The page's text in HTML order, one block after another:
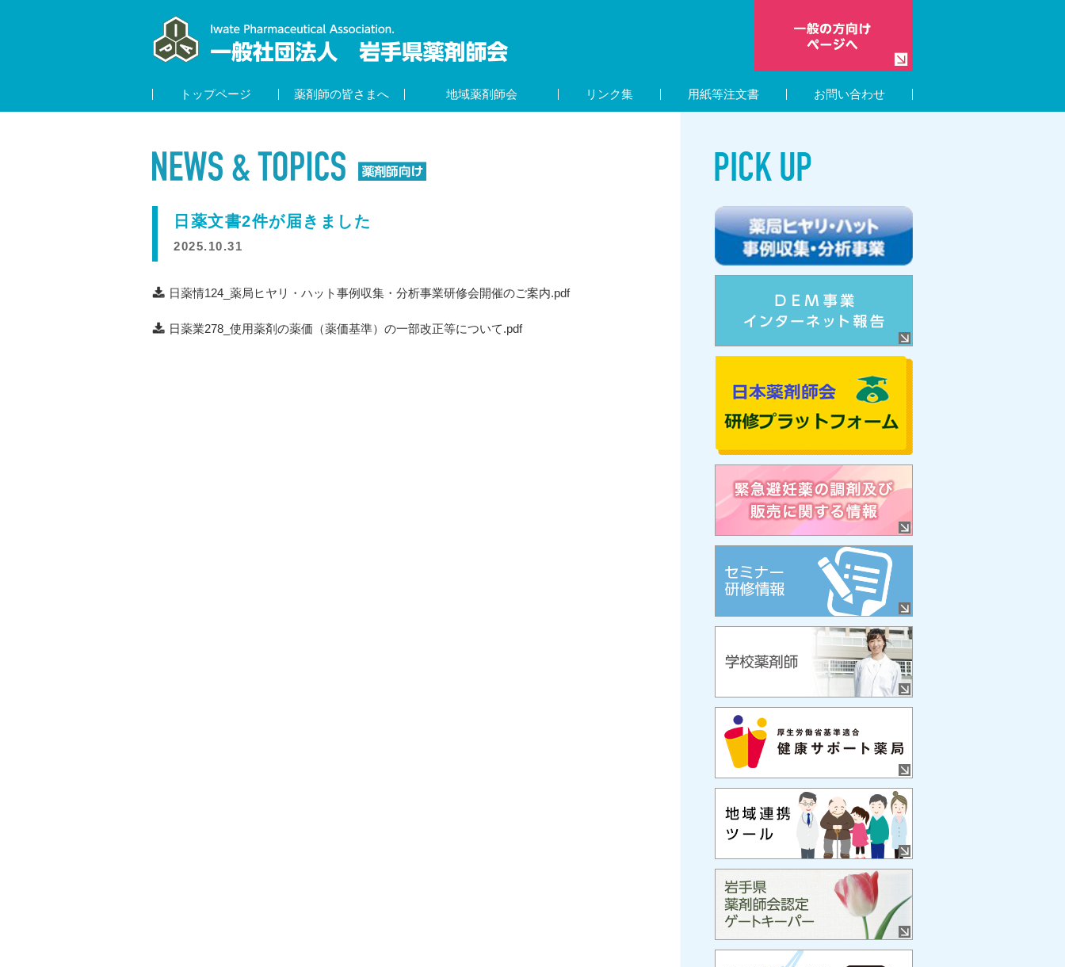
トップページ 薬剤師の皆さまへ 地域薬剤師会 リンク集 用紙等注文書 お問い合わせ
日薬文書2件が届きました
2025.10.31
日薬情124_薬局ヒヤリ・ハット事例収集・分析事業研修会開催のご案内.pdf
日薬業278_使用薬剤の薬価（薬価基準）の一部改正等について.pdf